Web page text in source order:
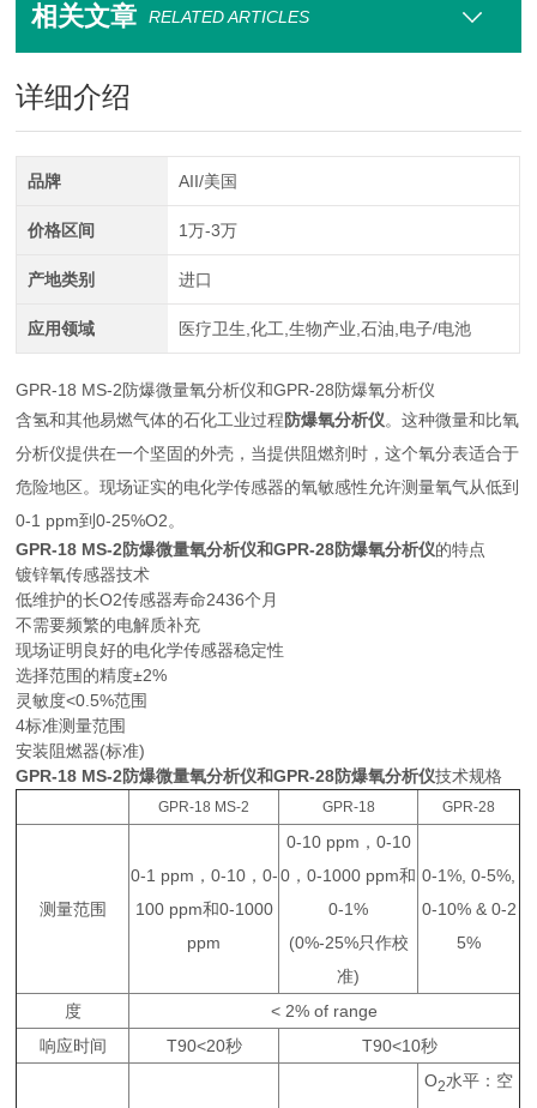
相关文章 RELATED ARTICLES
详细介绍
品牌 AII/美国
价格区间 1万-3万
产地类别 进口
应用领域 医疗卫生,化工,生物产业,石油,电子/电池
GPR-18 MS-2防爆微量氧分析仪和GPR-28防爆氧分析仪
含氢和其他易燃气体的石化工业过程防爆氧分析仪。这种微量和比氧
分析仪提供在一个坚固的外壳，当提供阻燃剂时，这个氧分表适合于
危险地区。现场证实的电化学传感器的氧敏感性允许测量氧气从低到
0-1 ppm到0-25%O2。
GPR-18 MS-2防爆微量氧分析仪和GPR-28防爆氧分析仪的特点
镀锌氧传感器技术
低维护的长O2传感器寿命2436个月
不需要频繁的电解质补充
现场证明良好的电化学传感器稳定性
选择范围的精度±2%
灵敏度<0.5%范围
4标准测量范围
安装阻燃器(标准)
GPR-18 MS-2防爆微量氧分析仪和GPR-28防爆氧分析仪技术规格
GPR-18 MS-2 GPR-18 GPR-28
测量范围
0-1 ppm，0-10，0-
100 ppm和0-1000
ppm
0-10 ppm，0-10
0，0-1000 ppm和
0-1%
(0%-25%只作校
准)
0-1%, 0-5%,
0-10% & 0-2
5%
度
< 2% of range
响应时间
T90<20秒 T90<10秒
O2水平：空